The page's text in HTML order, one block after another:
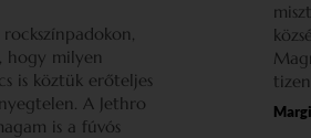
hogy milyen
is köztük erőteljes
A Jethro
is a fúvós